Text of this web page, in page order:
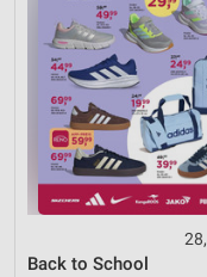
Back to School